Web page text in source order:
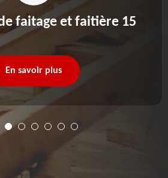
faitage et faitière 15
En savoir plus